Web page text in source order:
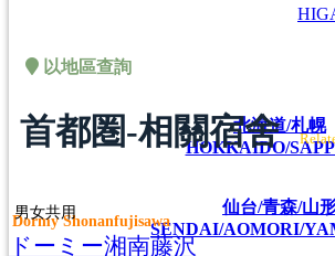
以地區查詢
北海道/札幌
HOKKAIDO/
仙台/青森/山
SENDAI/AOMORI/
首都圏-相關宿舍
男女共用
Dormy Shonanfujisawa
ドーミー湘南藤沢